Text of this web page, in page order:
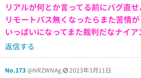
リアルが何とか言ってる前にバグ直せ
リモートパス無くなったらまた苦情が
いっぱいになってまた裁判だなナイア
返信する
No.173@NRZWNAg 2023年3月11日